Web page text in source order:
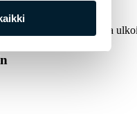
tuloksista sisäisesti ja